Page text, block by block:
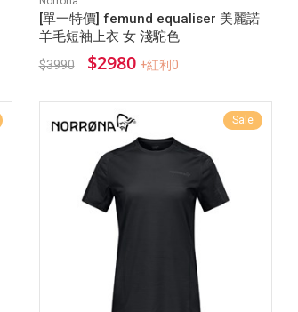
[單一特價] femund equaliser 美麗諾
羊毛短袖上衣 女 淺駝色
$3990 $2980 +紅利0
Sale